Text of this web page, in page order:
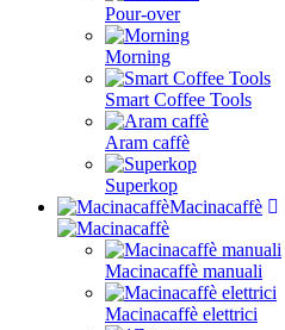
Pour-over
Morning
Smart Coffee Tools
Aram caffè
Superkop
Macinacaffè
Macinacaffè manuali
Macinacaffè elettrici